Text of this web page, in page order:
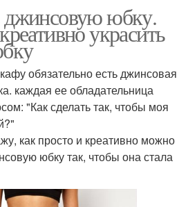
джинсовую юбку.
украсить
обязательно есть джинсовая
каждая ее обладательница
"Как сделать так, чтобы моя
как просто и креативно можно
юбку так, чтобы она стала